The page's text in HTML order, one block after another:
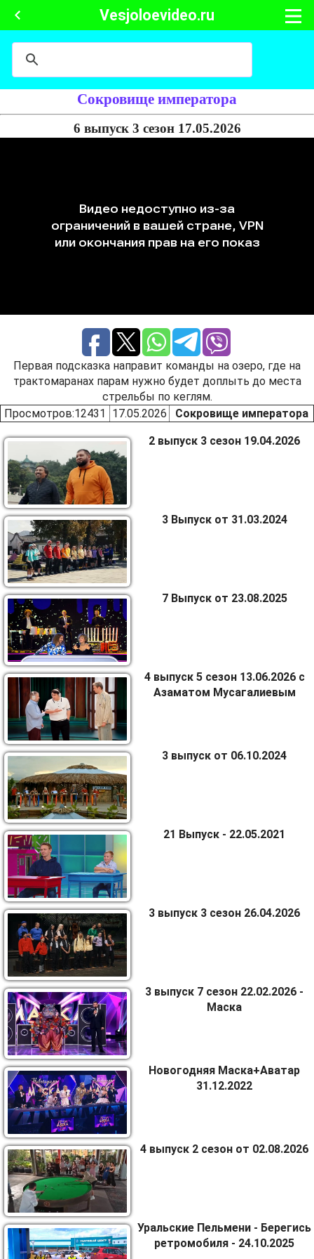
Vesjoloevideo.ru
Сокровище императора
6 выпуск 3 сезон 17.05.2026
доплыть до места, откуда им предстоит стрелять по кеглям. Следующая
миссия их будет ждать в сычуаньской опере, где надев традиционные
костюмы, парам будет необходимо исполнить танец, меняя маски.
Первая подсказка направит команды на озеро, где на
трактомаранах парам нужно будет доплыть до места
стрельбы по кеглям.
Просмотров:12431 17.05.2026 Сокровище императора
2 выпуск 3 сезон 19.04.2026
3 Выпуск от 31.03.2024
7 Выпуск от 23.08.2025
4 выпуск 5 сезон 13.06.2026 с
Азаматом Мусагалиевым
3 выпуск от 06.10.2024
21 Выпуск - 22.05.2021
3 выпуск 3 сезон 26.04.2026
3 выпуск 7 сезон 22.02.2026 -
Маска
Новогодняя Маска+Аватар
31.12.2022
4 выпуск 2 сезон от 02.08.2026
Уральские Пельмени - Берегись
ретромобиля - 24.10.2025